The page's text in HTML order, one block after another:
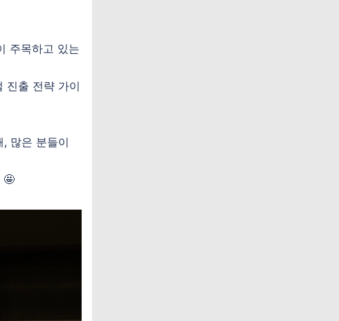
주목하고 있는
진출 전략 가이
많은 분들이
🤩